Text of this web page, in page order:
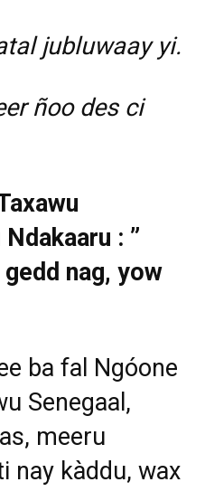
jubluwaay yi.
ñoo des ci
: ”
nag, yow
ba fal Ngóone
Senegaal,
meeru
nay kàddu, wax